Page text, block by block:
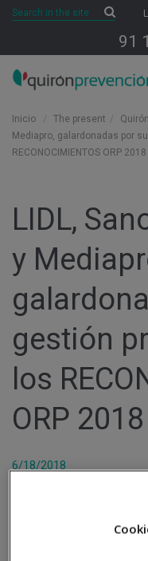
Saltar al contenido
Search Search
91
Inicio The present
Mediapro, galardonadas por
RECONOCIMIENTOS ORP 2018
LIDL,
y
gestión
los
ORP 2018
6/18/2018
El pasado 14 de junio,
Grupo Quirónsalud,
Reconocimientos